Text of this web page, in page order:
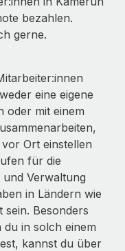
bezahlen.
gerne.
eine eigene
oder mit einem
Ort einstellen
für die
Verwaltung
in Ländern wie
Besonders
du in solch einem
kannst du über